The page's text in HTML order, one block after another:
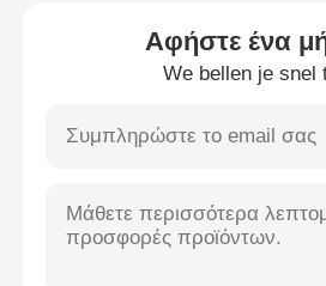
Αφήστε ένα
We bellen je snel